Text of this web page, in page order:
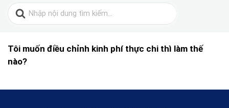
Search
for:
Tôi muốn điều chỉnh kinh phí thực chi thì làm thế
nào?